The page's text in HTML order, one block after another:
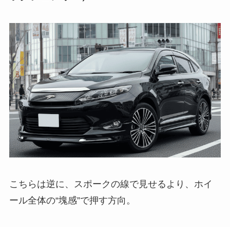
こちらは逆に、スポークの線で見せるより、ホイ
ール全体の“塊感”で押す方向。